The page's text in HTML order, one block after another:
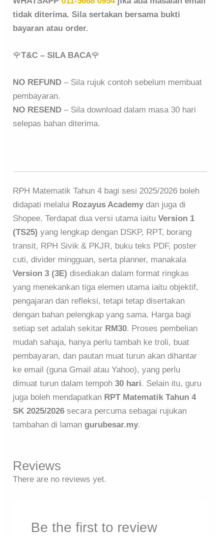
tidak diterima. Sila sertakan bersama bukti
bayaran atau order.
🌹T&C – SILA BACA🌹
NO REFUND – Sila rujuk contoh sebelum membuat
pembayaran.
NO RESEND – Sila download dalam masa 30 hari
selepas bahan diterima.
RPH Matematik Tahun 4 bagi sesi 2025/2026 boleh
didapati melalui Rozayus Academy dan juga di
Shopee. Terdapat dua versi utama iaituVersion 1
(TS25) yang lengkap dengan DSKP, RPT, borang
transit, RPH Sivik & PKJR, buku teks PDF, poster
cuti, divider mingguan, serta planner, manakala
Version 3 (3E) disediakan dalam format ringkas
yang menekankan tiga elemen utama iaitu objektif,
pengajaran dan refleksi, tetapi tetap disertakan
dengan bahan pelengkap yang sama. Harga bagi
setiap set adalah sekitar RM30. Proses pembelian
mudah sahaja, hanya perlu tambah ke troli, buat
pembayaran, dan pautan muat turun akan dihantar
ke email (guna Gmail atau Yahoo), yang perlu
dimuat turun dalam tempoh30 hari. Selain itu, guru
juga boleh mendapatkan RPT Matematik Tahun 4
SK 2025/2026 secara percuma sebagai rujukan
tambahan di lamangurubesar.my.
Reviews
There are no reviews yet.
Be the first to review